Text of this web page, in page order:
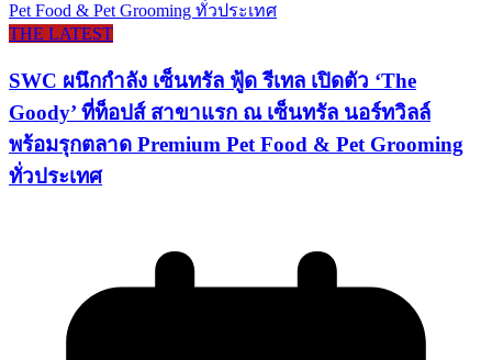
THE LATEST
SWC ผนึกกำลัง เซ็นทรัล ฟู้ด รีเทล เปิดตัว ‘The
Goody’ ที่ท็อปส์ สาขาแรก ณ เซ็นทรัล นอร์ทวิลล์
พร้อมรุกตลาด Premium Pet Food & Pet Grooming
ทั่วประเทศ